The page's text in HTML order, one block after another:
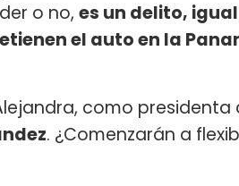
o no, es un delito,
el auto en la
como
. ¿Comenzarán a